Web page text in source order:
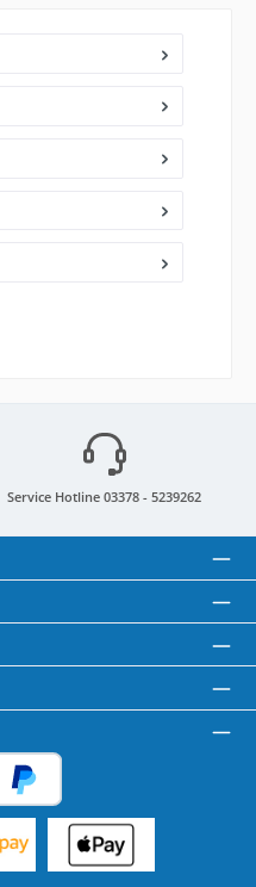
Service Hotline 03378 - 5239262
Bezahlen
Bild 1